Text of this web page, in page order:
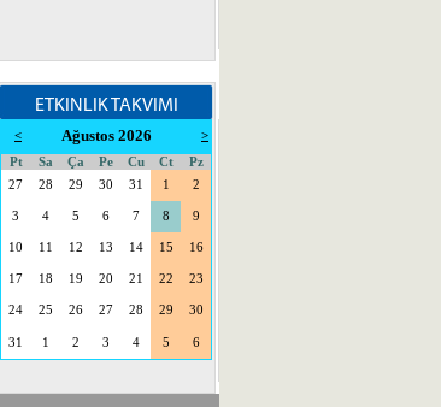
ETKINLIK TAKVIMI
< Ağustos 2026
>
Pt
Sa Ça Pe Cu Ct
Pz
27
28 29 30 31 1 2
3 4 5 6 7 8 9
10 11 12 13 14 15 16
17 18 19 20 21 22 23
24 25 26 27 28 29 30
31 1 2 3 4 5 6